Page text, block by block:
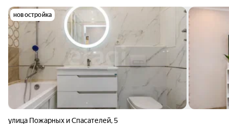
новостройка
улица Пожарных и Спасателей,5